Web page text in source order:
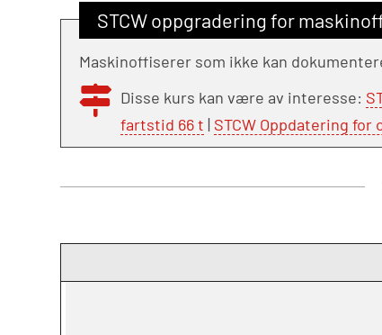
STCW oppgradering for
Maskinoffiserer som ikke kan
Disse kurs kan være av interesse:
fartstid 66 t | STCW Oppdatering for